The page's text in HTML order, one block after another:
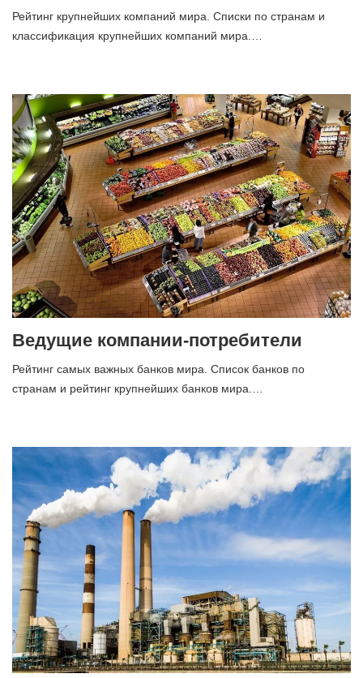
Рейтинг крупнейших компаний мира. Списки по странам и
классификация крупнейших компаний мира.…
Ведущие компании-потребители
Рейтинг самых важных банков мира. Список банков по
странам и рейтинг крупнейших банков мира.…